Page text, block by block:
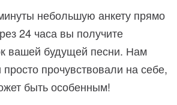
небольшую анкету прямо
24 часа вы получите
вашей будущей песни. Нам
прочувствовали на себе,
быть особенным!